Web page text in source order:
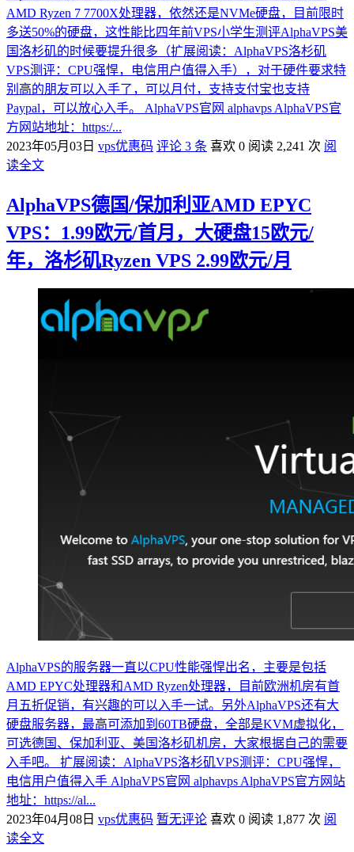
AMD Ryzen 7 7700X处理器，依然还是NVMe硬盘，目前限时
多送50%的硬盘，这性能比四年前VPS小学生测评AlphaVPS美
国洛杉矶的时候要提升很多（扩展阅读：AlphaVPS洛杉矶
VPS测评：CPU强悍，电信用户值得入手），对于硬件要求特
别高的朋友可以入手了，可以月付，支持支付宝也支持
Paypal，可以放心入手。 AlphaVPS官网 alphavps AlphaVPS官
方网站地址：https:/...
2023年05月03日 vps优惠码 评论 3 条 喜欢 0 阅读 2,241 次 阅
读全文
AlphaVPS德国/保加利亚AMD EPYC
VPS：1.99欧元/首月，大硬盘15欧元/
年，洛杉矶Ryzen VPS 2.99欧元/月
AlphaVPS的服务器一直以CPU性能强悍出名，主要是包括
AMD EPYC处理器和AMD Ryzen处理器，目前欧洲机房有首
月五折促销，有兴趣的可以入手一试。另外AlphaVPS还有大
硬盘服务器，最高可添加到60TB硬盘，全部是KVM虚拟化，
可选德国、保加利亚、美国洛杉矶机房，大家根据自己的需要
入手吧。 扩展阅读：AlphaVPS洛杉矶VPS测评：CPU强悍，
电信用户值得入手 AlphaVPS官网 alphavps AlphaVPS官方网站
地址：https://al...
2023年04月08日 vps优惠码 暂无评论 喜欢 0 阅读 1,877 次 阅
读全文